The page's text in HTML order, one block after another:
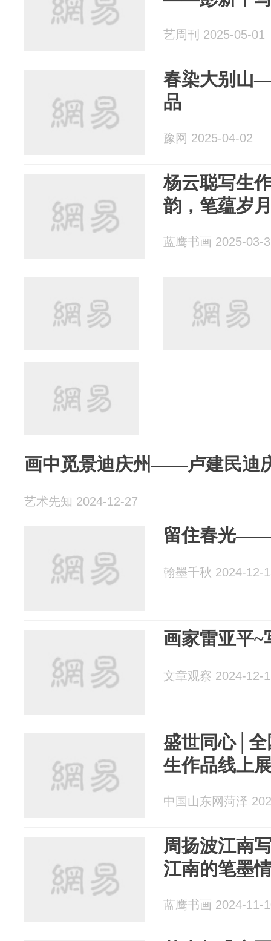
艺周刊 2025-05-01
春染大别山
品
豫网 2025-04-02
杨云聪写生
韵，笔蕴岁
蓝鹰书画 2025-03-
画中觅景迪庆州——卢建民迪
艺术先知 2024-12-27
留住春光——
翰墨千秋 2024-12-
画家雷亚平~
文章观察 2024-12-
盛世同心│
生作品线上
中国山东网菏泽
周扬波江南
江南的笔墨
蓝鹰书画 2024-11-